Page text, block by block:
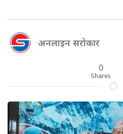
अनलाइन सराेकार
0
Shares